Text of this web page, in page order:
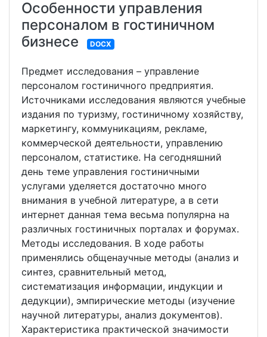
Особенности управления
персоналом в гостиничном
бизнесе
DOCX
Предмет исследования – управление
персоналом гостиничного предприятия.
Источниками исследования являются учебные
издания по туризму, гостиничному хозяйству,
маркетингу, коммуникациям, рекламе,
коммерческой деятельности, управлению
персоналом, статистике. На сегодняшний
день теме управления гостиничными
услугами уделяется достаточно много
внимания в учебной литературе, а в сети
интернет данная тема весьма популярна на
различных гостиничных порталах и форумах.
Методы исследования. В ходе работы
применялись общенаучные методы (анализ и
синтез, сравнительный метод,
систематизация информации, индукции и
дедукции), эмпирические методы (изучение
научной литературы, анализ документов).
Характеристика практической значимости